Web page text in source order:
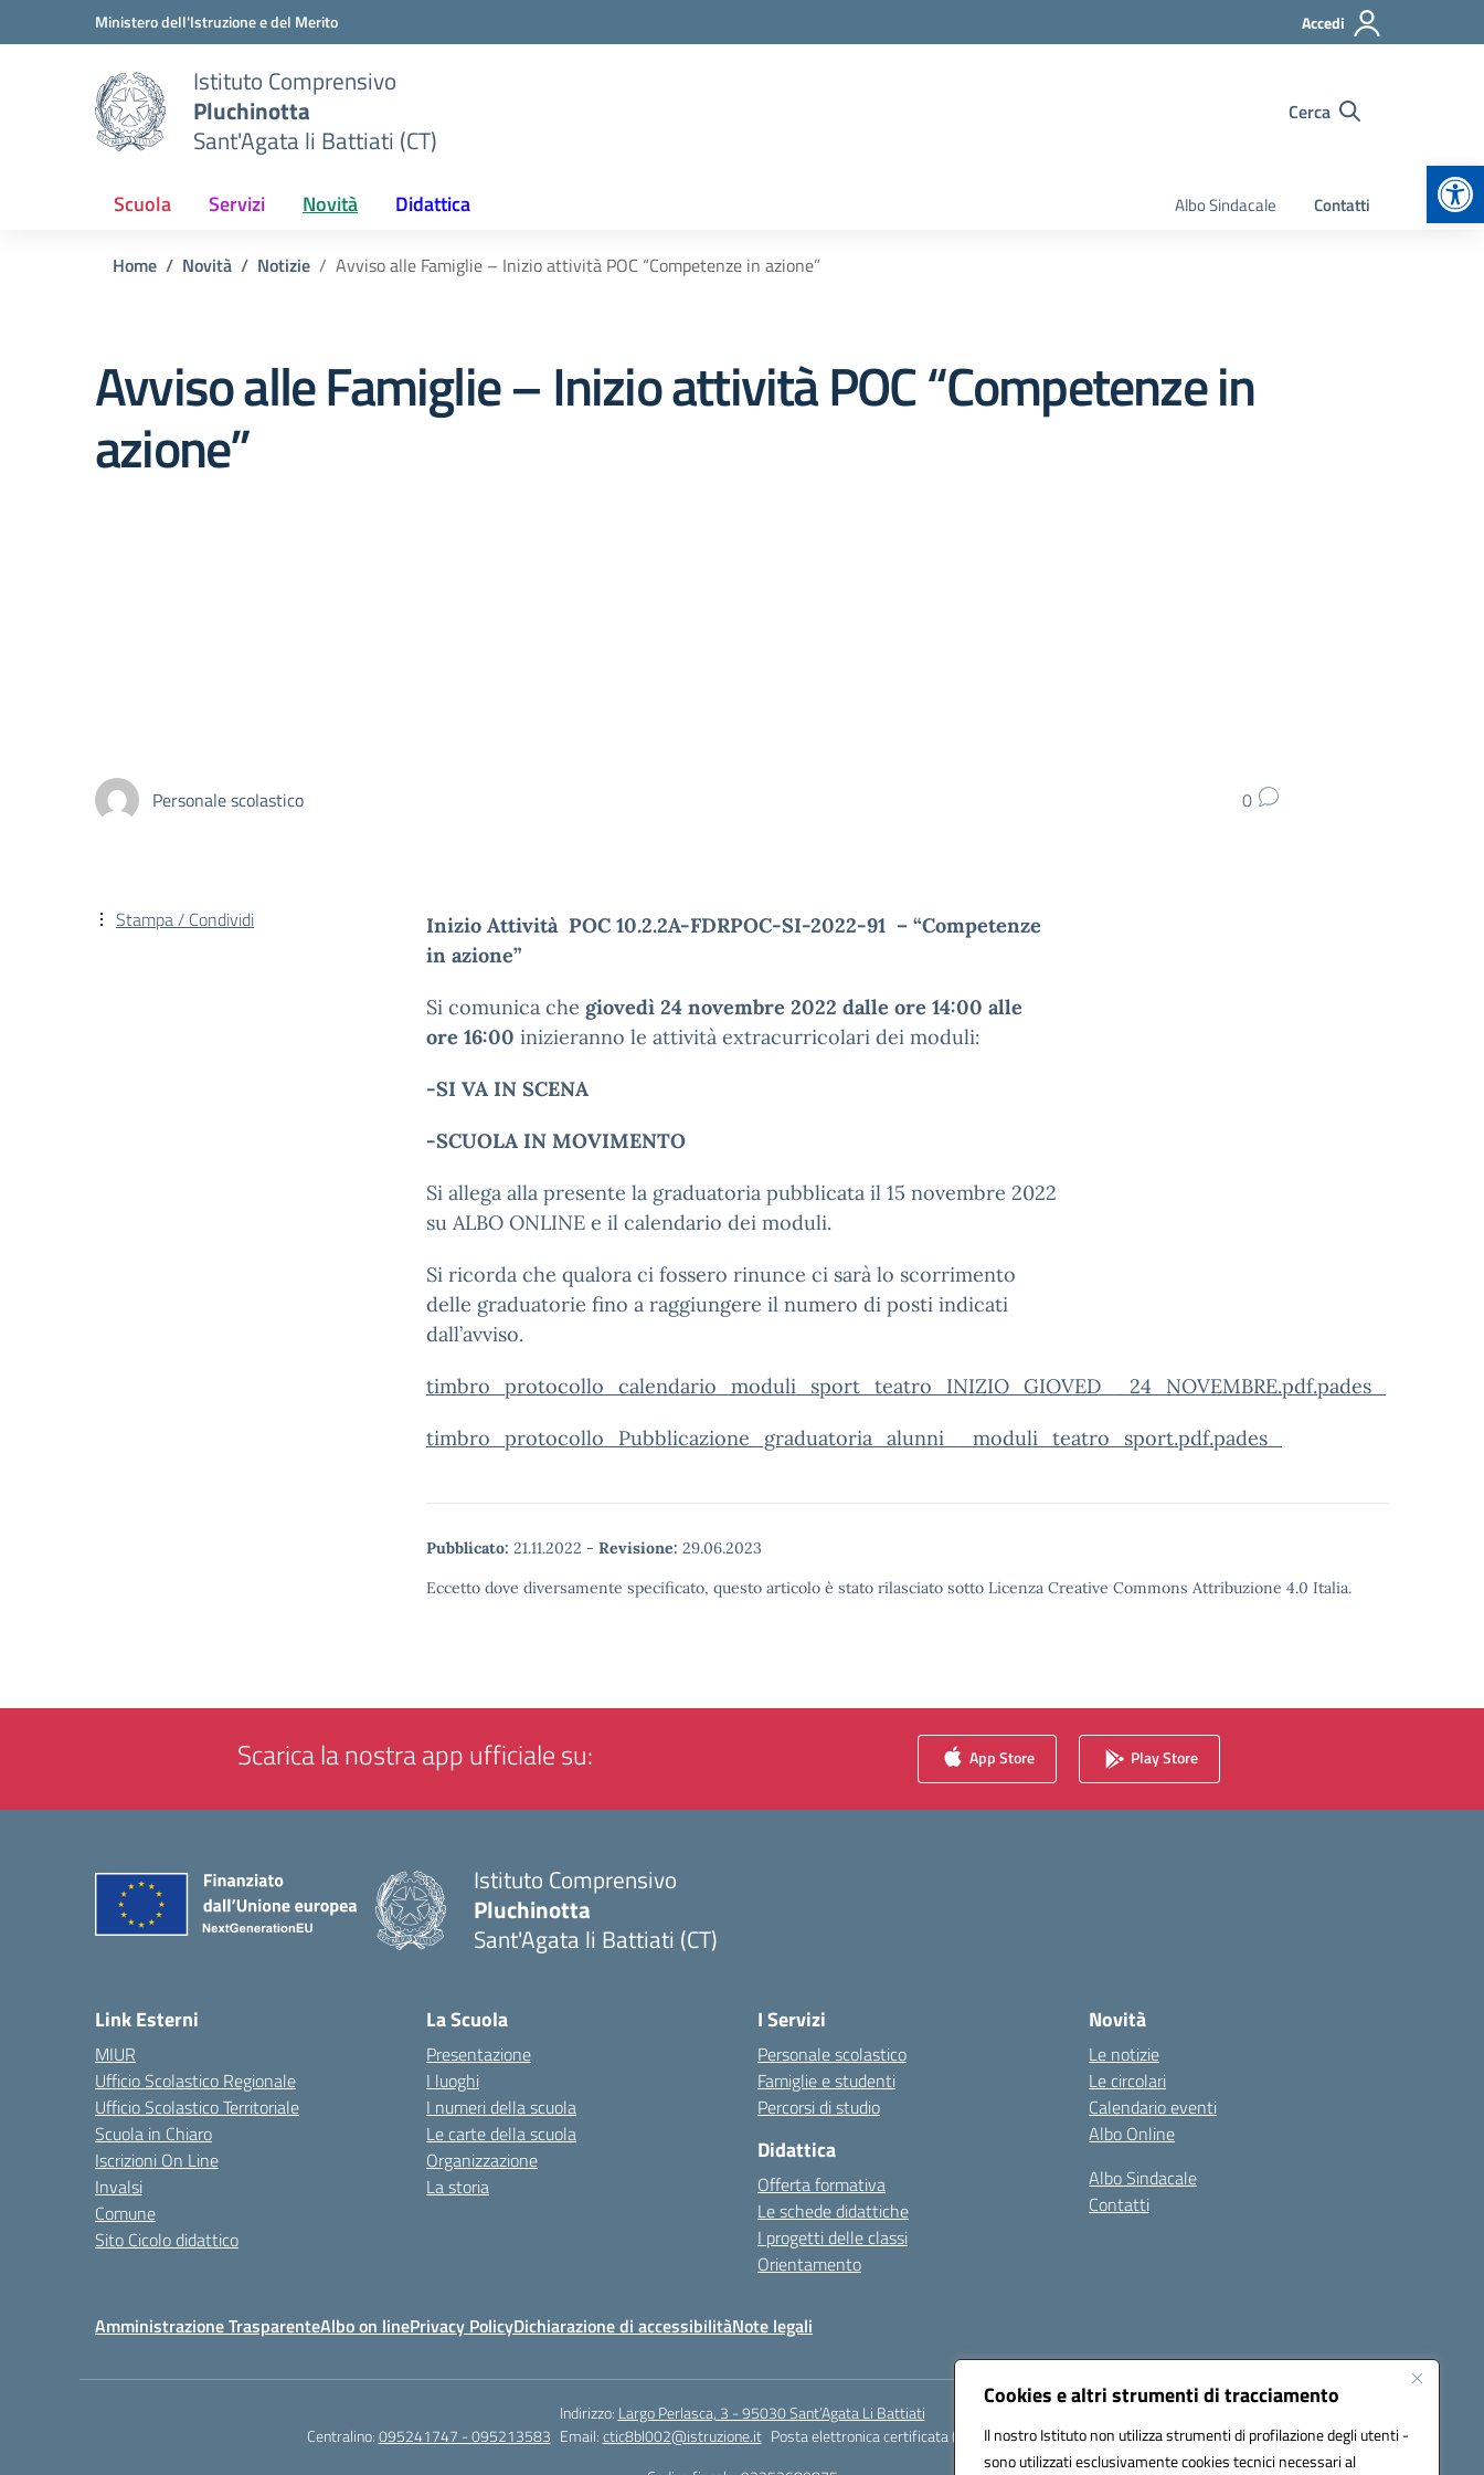
Cookies e altri strumenti di tracciamento
Il nostro Istituto non utilizza strumenti di profilazione degli utenti -
sono utilizzati esclusivamente cookies tecnici necessari al
Vai ai contenuti
Vai al menu di navigazioneMinistero dell'Istruzione e del Merito Accedi
Istituto Comprensivo
Pluchinotta
Sant'Agata li Battiati (CT)
Cerca
Scuola Servizi Novità Didattica Albo Sindacale Contatti
Home Novità Notizie Avviso alle Famiglie – Inizio attività POC “Competenze in azione”
Avviso alle Famiglie – Inizio attività POC “Competenze in
azione”
Personale scolastico 0
Inizio Attività POC 10.2.2A-FDRPOC-SI-2022-91 – “Competenze
in azione”
Si comunica che giovedì 24 novembre 2022 dalle ore 14:00 alle
ore 16:00 inizieranno le attività extracurricolari dei moduli:
-SI VA IN SCENA
-SCUOLA IN MOVIMENTO
Si allega alla presente la graduatoria pubblicata il 15 novembre 2022
su ALBO ONLINE e il calendario dei moduli.
Si ricorda che qualora ci fossero rinunce ci sarà lo scorrimento
delle graduatorie fino a raggiungere il numero di posti indicati
dall’avviso.
timbro_protocollo_calendario_moduli_sport_teatro_INIZIO_GIOVED__24_NOVEMBRE.pdf.pades_
timbro_protocollo_Pubblicazione_graduatoria_alunni__moduli_teatro_sport.pdf.pades_
Pubblicato: 21.11.2022 - Revisione: 29.06.2023
Eccetto dove diversamente specificato, questo articolo è stato rilasciato sotto Licenza Creative Commons Attribuzione 4.0 Italia.
Stampa / Condividi
Scarica la nostra app ufficiale su: App Store Play Store
Istituto Comprensivo
Pluchinotta
Sant'Agata li Battiati (CT)
Link Esterni
MIUR
Ufficio Scolastico Regionale
Ufficio Scolastico Territoriale
Scuola in Chiaro
Iscrizioni On Line
Invalsi
Comune
Sito Cicolo didattico
La Scuola
Presentazione
I luoghi
I numeri della scuola
Le carte della scuola
Organizzazione
La storia
I Servizi
Personale scolastico
Famiglie e studenti
Percorsi di studio
Didattica
Offerta formativa
Le schede didattiche
I progetti delle classi
Orientamento
Novità
Le notizie
Le circolari
Calendario eventi
Albo Online
Albo Sindacale
Contatti
Amministrazione TrasparenteAlbo on linePrivacy PolicyDichiarazione di accessibilitàNote legali
Indirizzo: Largo Perlasca, 3 - 95030 Sant’Agata Li Battiati
Centralino:095241747 - 095213583 Email:ctic8bl002@istruzione.it Posta elettronica certificata (PEC):ctic8bl002@pec.istruzione.it